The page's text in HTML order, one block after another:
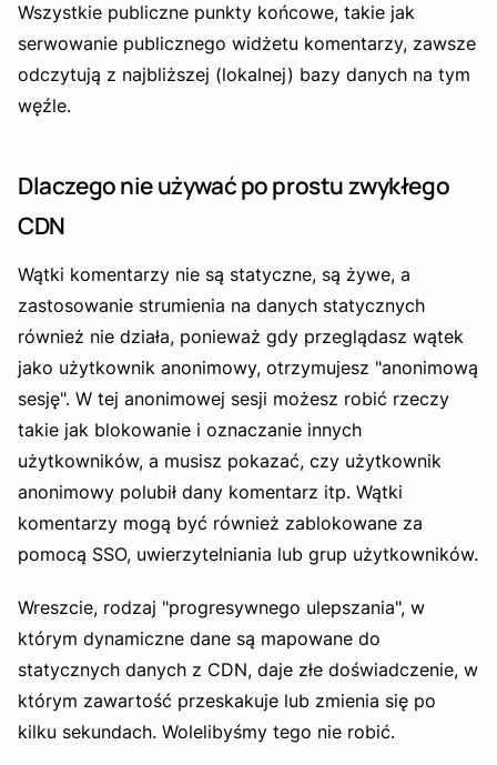
Wszystkie publiczne punkty końcowe, takie jak
serwowanie publicznego widżetu komentarzy, zawsze
odczytują z najbliższej (lokalnej) bazy danych na tym
węźle.
Dlaczego nie używać po prostu zwykłego
CDN
Wątki komentarzy nie są statyczne, są żywe, a
zastosowanie strumienia na danych statycznych
również nie działa, ponieważ gdy przeglądasz wątek
jako użytkownik anonimowy, otrzymujesz "anonimową
sesję". W tej anonimowej sesji możesz robić rzeczy
takie jak blokowanie i oznaczanie innych
użytkowników, a musisz pokazać, czy użytkownik
anonimowy polubił dany komentarz itp. Wątki
komentarzy mogą być również zablokowane za
pomocą SSO, uwierzytelniania lub grup użytkowników.
Wreszcie, rodzaj "progresywnego ulepszania", w
którym dynamiczne dane są mapowane do
statycznych danych z CDN, daje złe doświadczenie, w
którym zawartość przeskakuje lub zmienia się po
kilku sekundach. Wolelibyśmy tego nie robić.